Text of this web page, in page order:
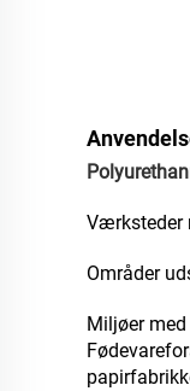
Værksteder
Områder
Miljøer